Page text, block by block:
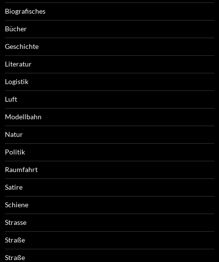
Biografisches
Bücher
Geschichte
Literatur
Logistik
Luft
Modellbahn
Natur
Politik
Raumfahrt
Satire
Schiene
Strasse
Straße
Straße